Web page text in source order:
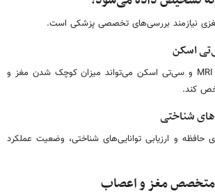
نیازمند بررسی‌های تخصصی پزشکی است.
تصویربرداری مغزی مانند MRI و سی‌تی اسکن می‌تواند میزان کوچک شدن مغز و
کند.
شناختی
حافظه و ارزیابی توانایی‌های شناختی، وضعیت عملکرد
متخصص مغز و اعصاب